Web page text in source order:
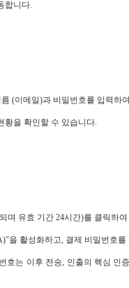
합니다.
(이메일)과 비밀번호를 입력하
황을 확인할 수 있습니다.
유효 기간 24시간)를 클릭하
을 활성화하고, 결제 비밀번호
는 이후 전송, 인출의 핵심 인